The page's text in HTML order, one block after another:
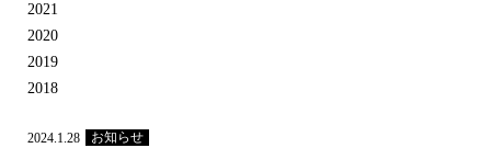
2021
2020
2019
2018
2024.1.28 お知らせ